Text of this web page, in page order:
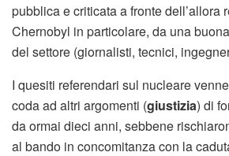
pubblica e criticata a fronte dell’allora
Chernobyl in particolare, da una
del settore (giornalisti, tecnici,
I quesiti referendari sul nucleare
coda ad altri argomenti (giustizia) di
da ormai dieci anni, sebbene
al bando in concomitanza con la